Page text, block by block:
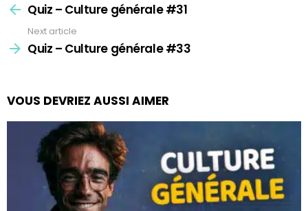
moreQuiz – Culture générale #31
Next article
Quiz – Culture générale #33
VOUS DEVRIEZ AUSSI AIMER